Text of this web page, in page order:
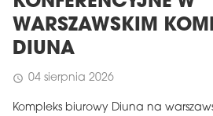
WARSZAWSKIM
DIUNA
schedule 04 sierpnia 2026
Kompleks biurowy Diuna na